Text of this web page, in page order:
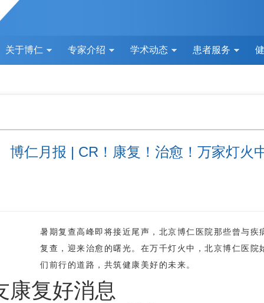
关于博仁 专家介绍 学术动态 患者服务
博仁月报 | CR！康复！治愈！万家灯火
暑期复查高峰即将接近尾声，北京博仁医院那些曾与疾
复查，迎来治愈的曙光。在万千灯火中，北京博仁医院
们前行的道路，共筑健康美好的未来。
康复好消息